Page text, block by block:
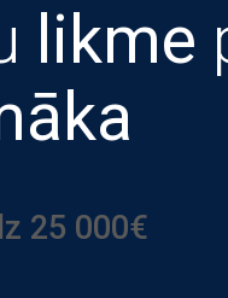
likme
25 000€